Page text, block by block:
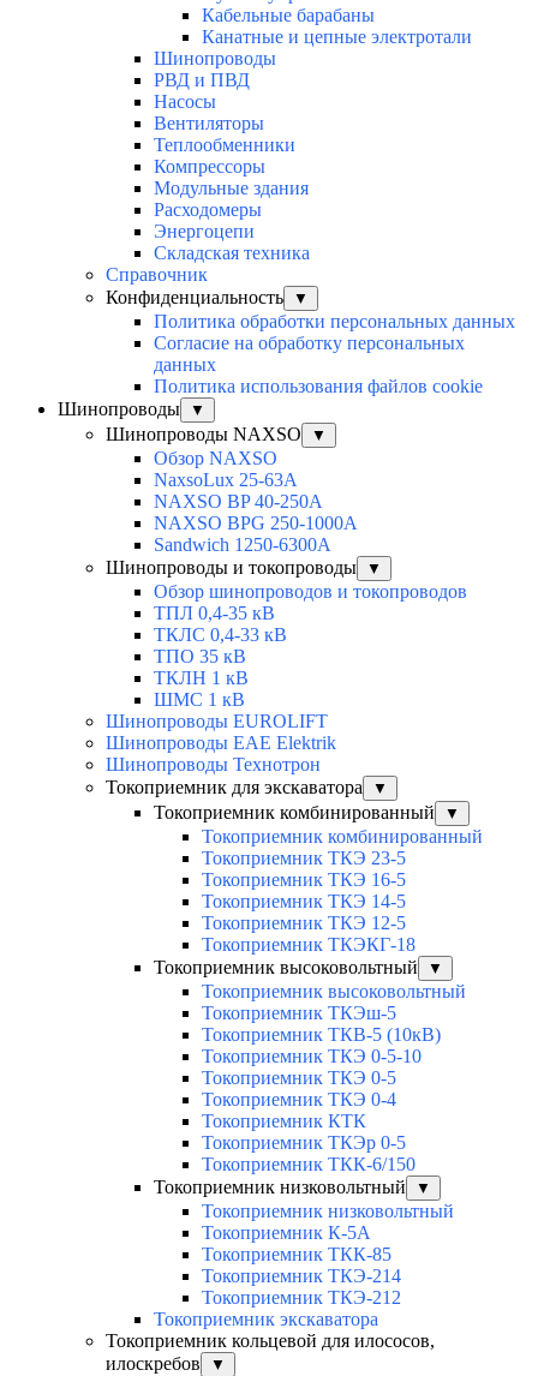
Кабельные барабаны
Канатные и цепные электротали
Шинопроводы
РВД и ПВД
Насосы
Вентиляторы
Теплообменники
Компрессоры
Модульные здания
Расходомеры
Энергоцепи
Складская техника
Справочник
Конфиденциальность
▼
Политика обработки персональных данных
Согласие на обработку персональных
данных
Политика использования файлов cookie
Шинопроводы
▼
Шинопроводы NAXSO ▼
Обзор NAXSO
NaxsoLux 25-63A
NAXSO BP 40-250A
NAXSO BPG 250-1000A
Sandwich 1250-6300A
Шинопроводы и токопроводы
▼
Обзор шинопроводов и токопроводов
ТПЛ 0,4-35 кВ
ТКЛС 0,4-33 кВ
ТПО 35 кВ
ТКЛН 1 кВ
ШМС 1 кВ
Шинопроводы EUROLIFT
Шинопроводы EAE Elektrik
Шинопроводы Технотрон
Токоприемник для экскаватора
▼
Токоприемник комбинированный ▼
Токоприемник комбинированный
Токоприемник ТКЭ 23-5
Токоприемник ТКЭ 16-5
Токоприемник ТКЭ 14-5
Токоприемник ТКЭ 12-5
Токоприемник ТКЭКГ-18
Токоприемник высоковольтный
▼
Токоприемник высоковольтный
Токоприемник ТКЭш-5
Токоприемник ТКВ-5 (10кВ)
Токоприемник ТКЭ 0-5-10
Токоприемник ТКЭ 0-5
Токоприемник ТКЭ 0-4
Токоприемник КТК
Токоприемник ТКЭр 0-5
Токоприемник ТКК-6/150
Токоприемник низковольтный
▼
Токоприемник низковольтный
Токоприемник К-5А
Токоприемник ТКК-85
Токоприемник ТКЭ-214
Токоприемник ТКЭ-212
Токоприемник экскаватора
Токоприемник кольцевой для илососов,
илоскребов
▼